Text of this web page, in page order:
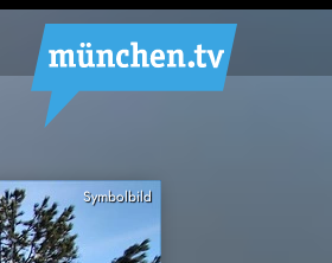
Symbolbild